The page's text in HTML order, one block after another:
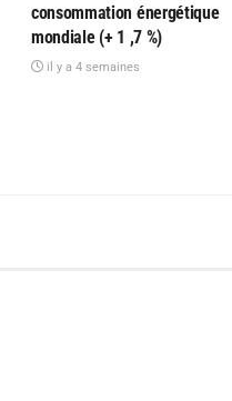
consommation énergétique
mondiale (+ 1 ,7 %)
il y a 4 semaines